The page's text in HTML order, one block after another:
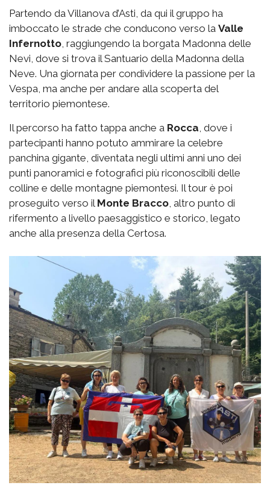
Partendo da Villanova d’Asti, da qui il gruppo ha
imboccato le strade che conducono verso la Valle
Infernotto, raggiungendo la borgata Madonna delle
Nevi, dove si trova il Santuario della Madonna della
Neve. Una giornata per condividere la passione per la
Vespa, ma anche per andare alla scoperta del
territorio piemontese.
Il percorso ha fatto tappa anche a Rocca, dove i
partecipanti hanno potuto ammirare la celebre
panchina gigante, diventata negli ultimi anni uno dei
punti panoramici e fotografici più riconoscibili delle
colline e delle montagne piemontesi. Il tour è poi
proseguito verso il Monte Bracco, altro punto di
rifermento a livello paesaggistico e storico, legato
anche alla presenza della Certosa.